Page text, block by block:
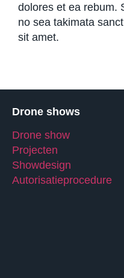
dolores et ea rebum.
no sea takimata
sit amet.
Drone shows
Drone show
Projecten
Showdesign
Autorisatieprocedure